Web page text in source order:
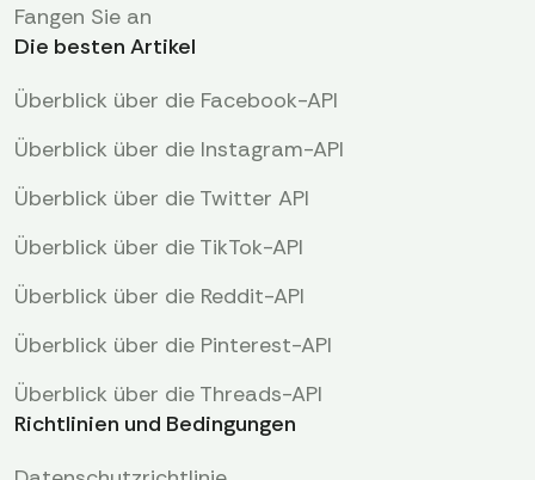
Fangen Sie an
Die besten Artikel
Überblick über die Facebook-API
Überblick über die Instagram-API
Überblick über die Twitter API
Überblick über die TikTok-API
Überblick über die Reddit-API
Überblick über die Pinterest-API
Überblick über die Threads-API
Richtlinien und Bedingungen